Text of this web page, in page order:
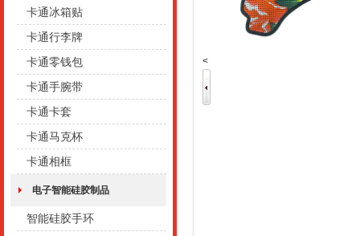
卡通冰箱贴
卡通行李牌
卡通零钱包
卡通手腕带
卡通卡套
卡通马克杯
卡通相框
电子智能硅胶制品
智能硅胶手环
<